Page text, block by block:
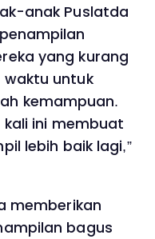
anak Puslatda
yang kurang
waktu untuk
kemampuan.
ini membuat
lebih baik lagi,”
memberikan
bagus